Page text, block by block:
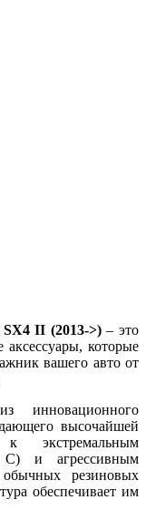
SX4 II (2013->)– это
которые
вашего авто от
инновационного
высочайшей
к экстремальным
и агрессивным
резиновых
обеспечивает им